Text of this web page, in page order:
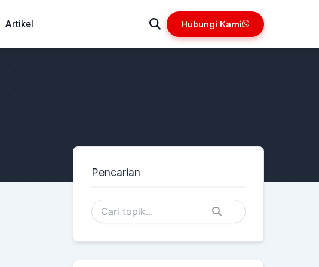
Artikel Hubungi Kami
Pencarian